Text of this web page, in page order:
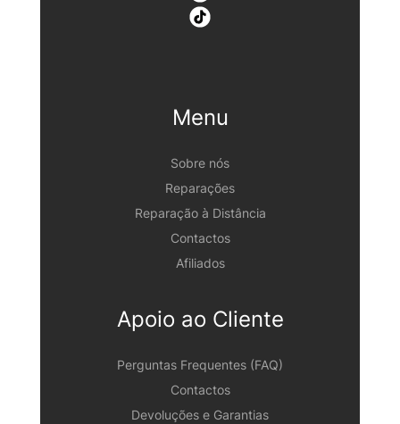
Menu
Sobre nós
Reparações
Reparação à Distância
Contactos
Afiliados
Apoio ao Cliente
Perguntas Frequentes (FAQ)
Contactos
Devoluções e Garantias